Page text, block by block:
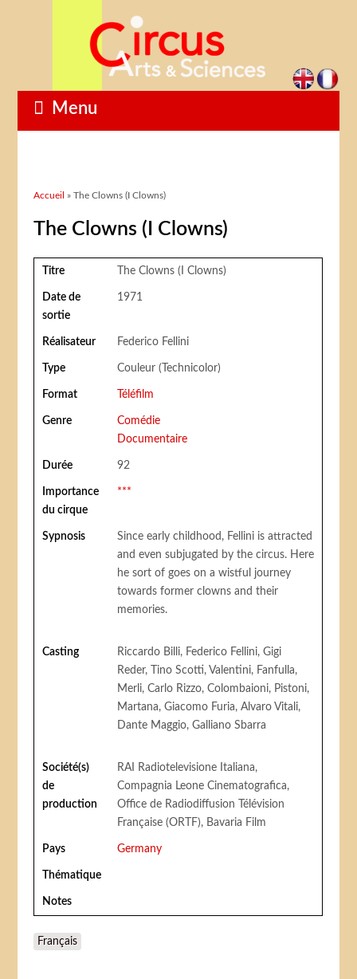
Menu
Vous êtes ici
Accueil » The Clowns (I Clowns)
The Clowns (I Clowns)
Titre The Clowns (I Clowns)
Date de
sortie
1971
Réalisateur Federico Fellini
Type Couleur (Technicolor)
Format Téléfilm
Genre
Comédie
Documentaire
Durée 92
Importance
du cirque
***
Sypnosis
Since early childhood, Fellini is attracted
and even subjugated by the circus. Here
he sort of goes on a wistful journey
towards former clowns and their
memories.
Casting
Riccardo Billi, Federico Fellini, Gigi
Reder, Tino Scotti, Valentini, Fanfulla,
Merli, Carlo Rizzo, Colombaioni, Pistoni,
Martana, Giacomo Furia, Alvaro Vitali,
Dante Maggio, Galliano Sbarra
Société(s)
de
production
RAI Radiotelevisione Italiana,
Compagnia Leone Cinematografica,
Office de Radiodiffusion Télévision
Française (ORTF), Bavaria Film
Pays Germany
Thématique
Notes
Français